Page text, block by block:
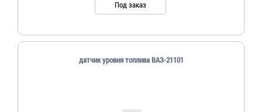
Под заказ
датчик уровня топлива ВАЗ-21101